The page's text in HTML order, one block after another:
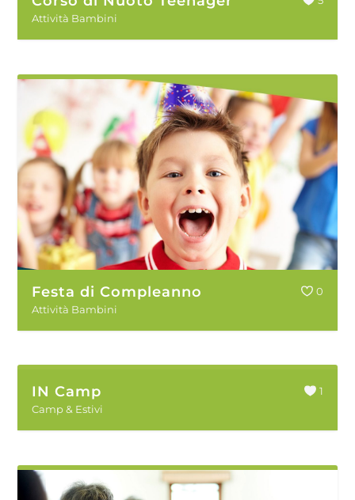
Attività Bambini
Festa di Compleanno
Attività Bambini
0
IN Camp
Camp & Estivi
1